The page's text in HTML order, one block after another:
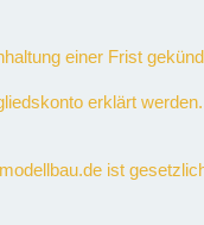
einer Frist
erklärt
ist